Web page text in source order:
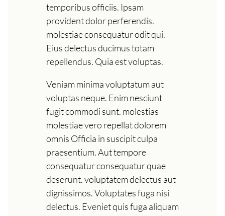
temporibus officiis. Ipsam
provident dolor perferendis.
molestiae consequatur odit qui.
Eius delectus ducimus totam
repellendus. Quia est voluptas.
Veniam minima voluptatum aut
voluptas neque. Enim nesciunt
fugit commodi sunt. molestias
molestiae vero repellat dolorem
omnis Officia in suscipit culpa
praesentium. Aut tempore
consequatur consequatur quae
deserunt. voluptatem delectus aut
dignissimos. Voluptates fuga nisi
delectus. Eveniet quis fuga aliquam